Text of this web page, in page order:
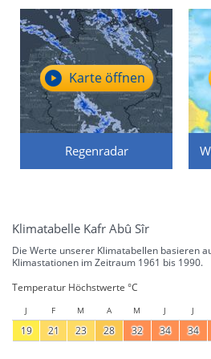
Regenradar
Karte öffnen
Klimatabelle Kafr Abû Sîr
Die Werte unserer Klimatabellen basieren
Klimastationen im Zeitraum 1961 bis 1990.
Temperatur Höchstwerte °C
J F M A M J J
19 21 23 28 32 34 34